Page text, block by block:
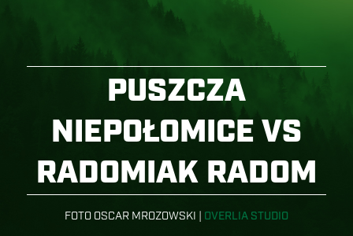
PUSZCZA
NIEPOŁOMICE VS
RADOMIAK RADOM
FOTO OSCAR MROZOWSKI | OVERLIA STUDIO